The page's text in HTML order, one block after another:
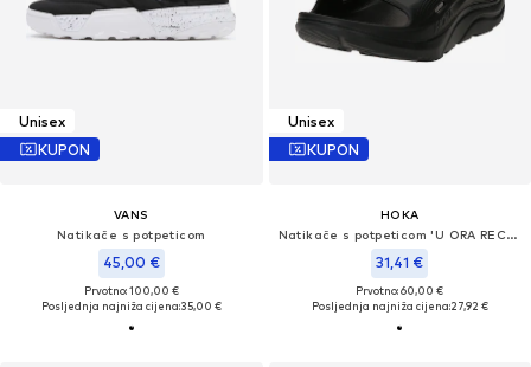
Unisex
KUPON
VANS
Natikače s potpeticom
45,00 €
Prvotno: 100,00 €
Posljednja najniža cijena:35,00 €
Unisex
KUPON
HOKA
Natikače s potpeticom 'U ORA RECOVERY SLIDE 3'
31,41 €
Prvotno: 60,00 €
Posljednja najniža cijena:27,92 €